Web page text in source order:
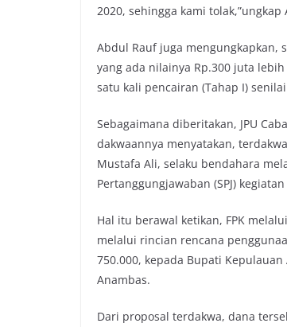
2020, sehingga kami tolak,”ungkap
Abdul Rauf juga mengungkapkan,
yang ada nilainya Rp.300 juta
satu kali pencairan (Tahap I)
Sebagaimana diberitakan, JPU
dakwaannya menyatakan,
Mustafa Ali, selaku bendahara
Pertanggungjawaban (SPJ)
Hal itu berawal ketikan, FPK
melalui rincian rencana
750.000, kepada Bupati
Anambas.
Dari proposal terdakwa, dana